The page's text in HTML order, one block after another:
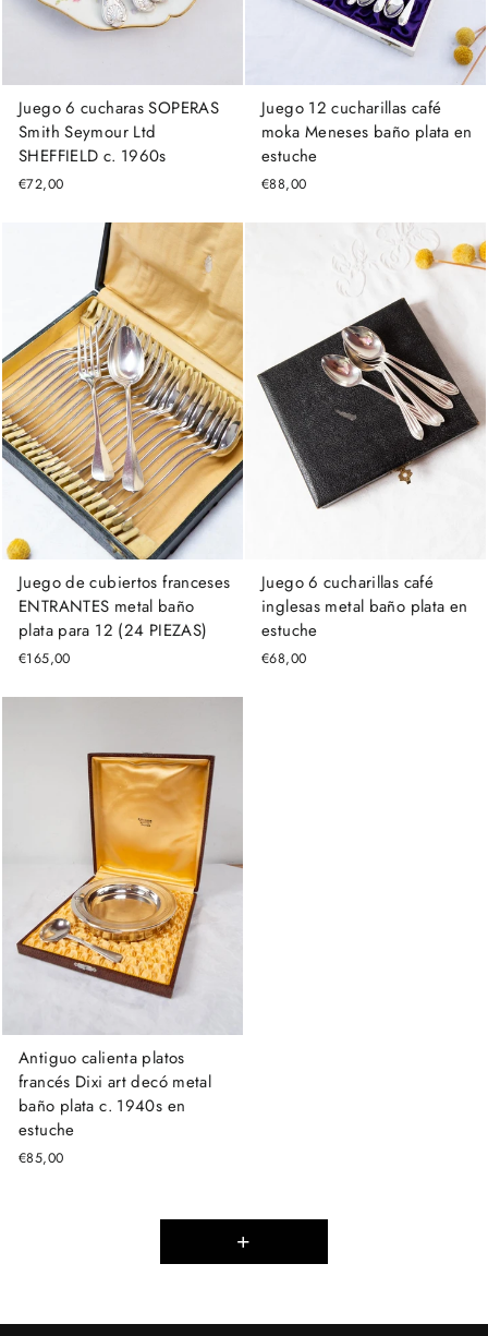
Juego 6 cucharas SOPERAS
Smith Seymour Ltd
SHEFFIELD c. 1960s
€72,00
Juego 12 cucharillas café
moka Meneses baño plata en
estuche
€88,00
Juego de cubiertos franceses
ENTRANTES metal baño
plata para 12 (24 PIEZAS)
€165,00
Juego 6 cucharillas café
inglesas metal baño plata en
estuche
€68,00
Antiguo calienta platos
francés Dixi art decó metal
baño plata c. 1940s en
estuche
€85,00
+